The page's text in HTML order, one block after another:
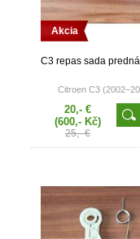
Akcia
C3 repas sada predná
Citroen C3
20,- €
(600,- Kč)
25,- €